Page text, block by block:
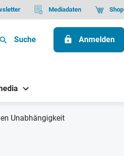
Mediadaten Shop
Suche Anmelden
Unabhängigkeit